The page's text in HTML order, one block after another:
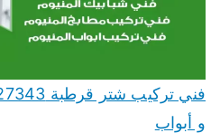
و أبواب